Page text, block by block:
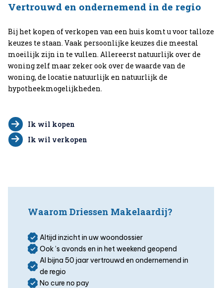
Vertrouwd en ondernemend in de regio
Bij het kopen of verkopen van een huis komt u voor talloze
keuzes te staan. Vaak persoonlijke keuzes die meestal
moeilijk zijn in te vullen. Allereerst natuurlijk over de
woning zelf maar zeker ook over de waarde van de
woning, de locatie natuurlijk en natuurlijk de
hypotheekmogelijkheden.
Ik wil kopen
Ik wil verkopen
Waarom Driessen Makelaardij?
Altijd inzicht in uw woondossier
Ook ’s avonds en in het weekend geopend
Al bijna 50 jaar vertrouwd en ondernemend in
de regio
No cure no pay